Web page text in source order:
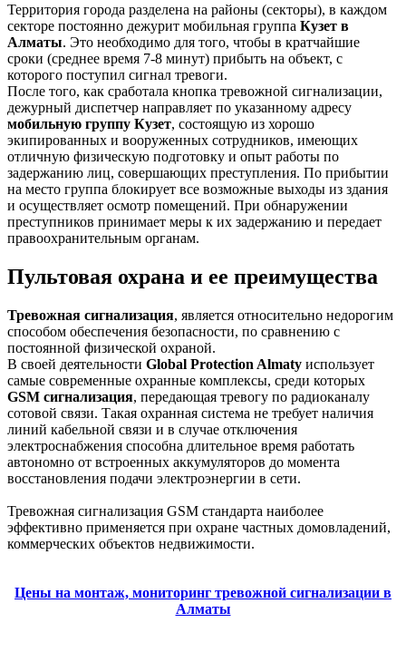
Территория города разделена на районы (секторы), в каждом
секторе постоянно дежурит мобильная группа Кузет в
Алматы. Это необходимо для того, чтобы в кратчайшие
сроки (среднее время 7-8 минут) прибыть на объект, с
которого поступил сигнал тревоги.
После того, как сработала кнопка тревожной сигнализации,
дежурный диспетчер направляет по указанному адресу
мобильную группу Кузет, состоящую из хорошо
экипированных и вооруженных сотрудников, имеющих
отличную физическую подготовку и опыт работы по
задержанию лиц, совершающих преступления. По прибытии
на место группа блокирует все возможные выходы из здания
и осуществляет осмотр помещений. При обнаружении
преступников принимает меры к их задержанию и передает
правоохранительным органам.
Пультовая охрана и ее преимущества
Тревожная сигнализация, является относительно недорогим
способом обеспечения безопасности, по сравнению с
постоянной физической охраной.
В своей деятельности Global Protection Almaty использует
самые современные охранные комплексы, среди которых
GSM сигнализация, передающая тревогу по радиоканалу
сотовой связи. Такая охранная система не требует наличия
линий кабельной связи и в случае отключения
электроснабжения способна длительное время работать
автономно от встроенных аккумуляторов до момента
восстановления подачи электроэнергии в сети.
Тревожная сигнализация GSM стандарта наиболее
эффективно применяется при охране частных домовладений,
коммерческих объектов недвижимости.
Цены на монтаж, мониторинг тревожной сигнализации в
Алматы